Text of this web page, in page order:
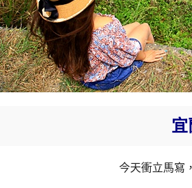
宜
今天衝立馬寫